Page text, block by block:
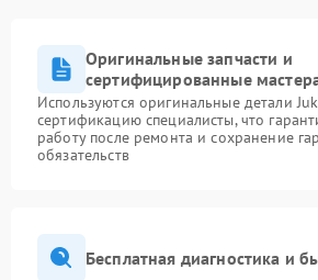
Оригинальные запчасти и
сертифицированные
Используются оригинальные детали
сертификацию специалисты, что
работу после ремонта и сохранение
обязательств
Бесплатная диагностика и